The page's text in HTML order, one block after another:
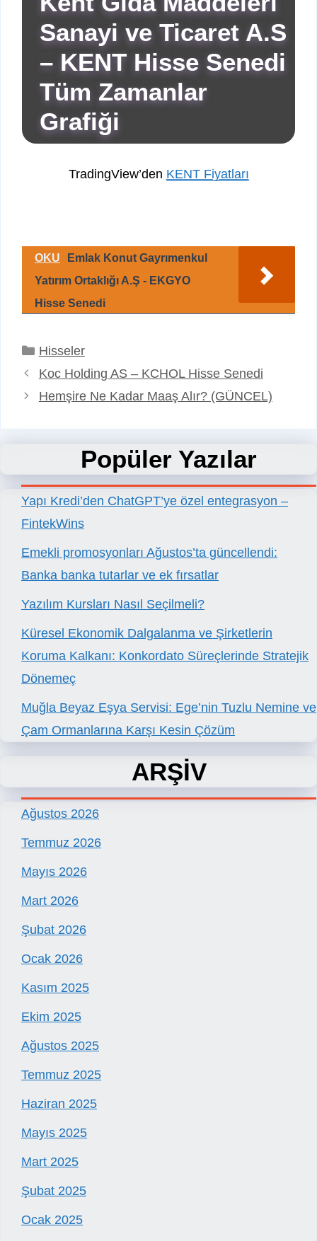
Sanayi ve Ticaret A.S
– KENT Hisse Senedi
Tüm Zamanlar
Grafiği
TradingView’den KENT Fiyatları
OKU
Emlak Konut Gayrımenkul
Yatırım Ortaklığı A.Ş - EKGYO
Hisse Senedi
Kategoriler
Hisseler
Koc Holding AS – KCHOL Hisse Senedi
Hemşire Ne Kadar Maaş Alır? (GÜNCEL)
Popüler Yazılar
Yapı Kredi’den ChatGPT’ye özel entegrasyon –
FintekWins
Emekli promosyonları Ağustos’ta güncellendi:
Banka banka tutarlar ve ek fırsatlar
Yazılım Kursları Nasıl Seçilmeli?
Küresel Ekonomik Dalgalanma ve Şirketlerin
Koruma Kalkanı: Konkordato Süreçlerinde Stratejik
Dönemeç
Muğla Beyaz Eşya Servisi: Ege’nin Tuzlu Nemine ve
Çam Ormanlarına Karşı Kesin Çözüm
ARŞİV
Ağustos 2026
Temmuz 2026
Mayıs 2026
Mart 2026
Şubat 2026
Ocak 2026
Kasım 2025
Ekim 2025
Ağustos 2025
Temmuz 2025
Haziran 2025
Mayıs 2025
Mart 2025
Şubat 2025
Ocak 2025